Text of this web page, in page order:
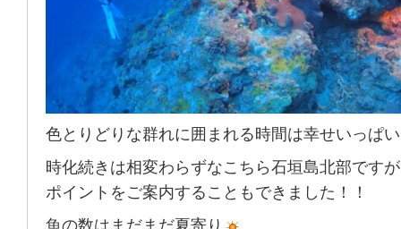
色とりどりな群れに囲まれる時間は幸せいっぱい
時化続きは相変わらずなこちら石垣島北部です
ポイントをご案内することもできました！！